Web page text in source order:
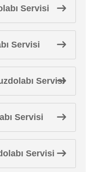
Servisi
Servisi
Servisi
Servisi
Servisi